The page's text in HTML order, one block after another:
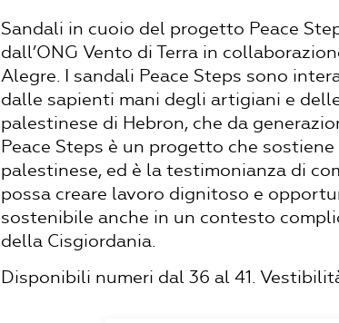
Sandali in cuoio del progetto Peace
dall’ONG Vento di Terra in
Alegre. I sandali Peace Steps sono
dalle sapienti mani degli artigiani e
palestinese di Hebron, che da
Peace Steps è un progetto che sostiene
palestinese, ed è la testimonianza di
possa creare lavoro dignitoso e
sostenibile anche in un contesto
della Cisgiordania.
Disponibili numeri dal 36 al 41.